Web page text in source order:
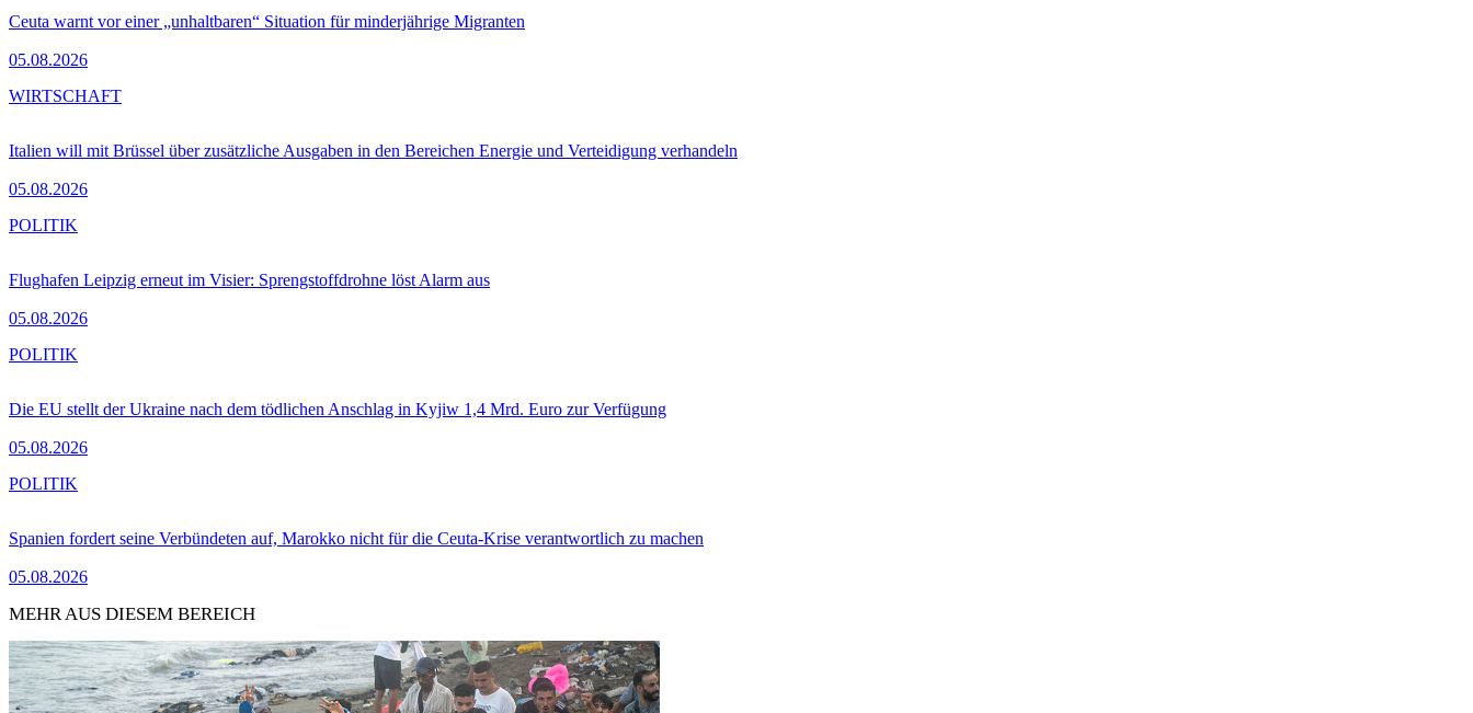
Ceuta warnt vor einer „unhaltbaren“ Situation für minderjährige Migranten
05.08.2026
Italien will mit Brüssel über zusätzliche Ausgaben in den Bereichen Energie und Verteidigung verhandeln
05.08.2026
WIRTSCHAFT
Flughafen Leipzig erneut im Visier: Sprengstoffdrohne löst Alarm aus
05.08.2026
POLITIK
Die EU stellt der Ukraine nach dem tödlichen Anschlag in Kyjiw 1,4 Mrd. Euro zur Verfügung
05.08.2026
POLITIK
Spanien fordert seine Verbündeten auf, Marokko nicht für die Ceuta-Krise verantwortlich zu machen
05.08.2026
POLITIK
MEHR AUS DIESEM BEREICH